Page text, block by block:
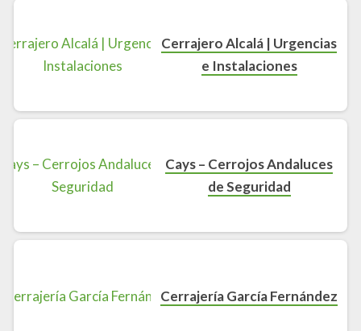
Cerrajero Alcalá | Urgencias
e Instalaciones
Cays – Cerrojos Andaluces
de Seguridad
Cerrajería García Fernández